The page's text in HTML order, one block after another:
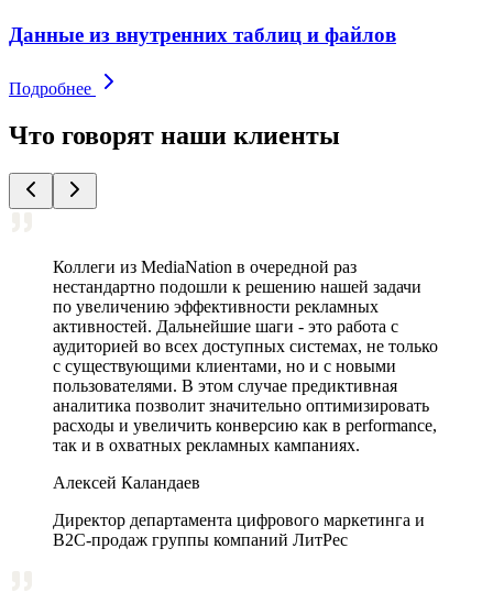
Данные из внутренних таблиц и файлов
Подробнее
Что говорят наши клиенты
Коллеги из MediaNation в очередной раз
нестандартно подошли к решению нашей задачи
по увеличению эффективности рекламных
активностей. Дальнейшие шаги - это работа с
аудиторией во всех доступных системах, не только
с существующими клиентами, но и с новыми
пользователями. В этом случае предиктивная
аналитика позволит значительно оптимизировать
расходы и увеличить конверсию как в performance,
так и в охватных рекламных кампаниях.
Алексей Каландаев
Директор департамента цифрового маркетинга и
В2С-продаж группы компаний ЛитРес